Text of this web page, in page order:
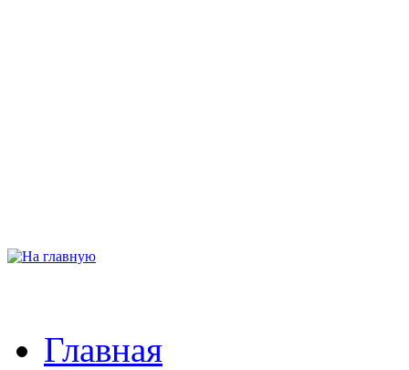
Главная